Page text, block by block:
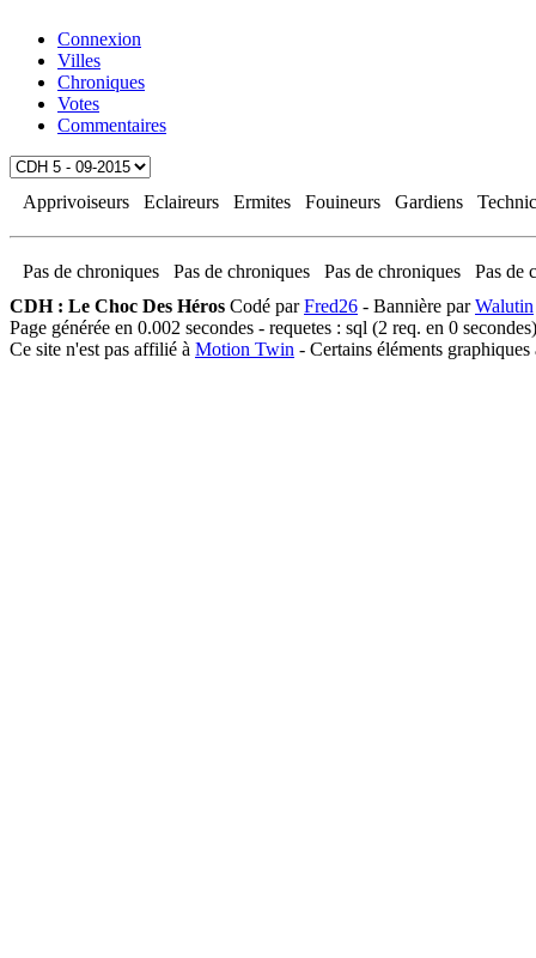
Connexion
Villes
Chroniques
Votes
Commentaires
Apprivoiseurs Eclaireurs Ermites Fouineurs Gardiens
Pas de chroniques Pas de chroniques Pas de chroniques
Pas de
CDH : Le Choc Des Héros Codé parFred26 - Bannière parWalutin
Page générée en 0.002 secondes - requetes : sql (2 req. en 0 secondes)
Ce site n'est pas affilié à Motion Twin - Certains éléments